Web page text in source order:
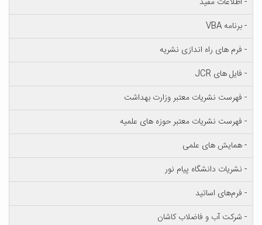
- برنامه VBA
- فرم های راه اندازی نشریه
- فایل های JCR
- فهرست نشریات معتبر وزارت بهداشت
- فهرست نشریات معتبر حوزه های علمیه
- همایش های علمی
- نشریات دانشگاه پیام نور
- فرم‌های اساتید
- شرکت آب و فاضلاب کاشان